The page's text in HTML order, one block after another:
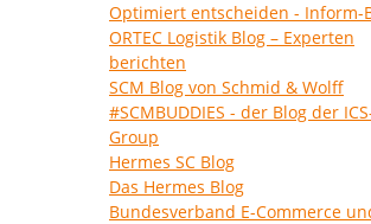
Optimiert entscheiden - Inform-
ORTEC Logistik Blog – Experten
berichten
SCM Blog von Schmid & Wolff
#SCMBUDDIES - der Blog der
Group
Hermes SC Blog
Das Hermes Blog
Bundesverband E-Commerce